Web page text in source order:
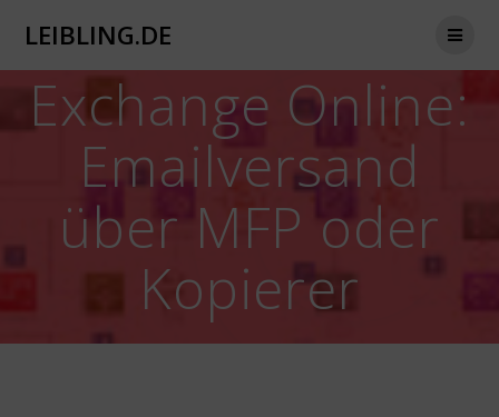
LEIBLING.DE
Exchange Online:
Emailversand
über MFP oder
Kopierer